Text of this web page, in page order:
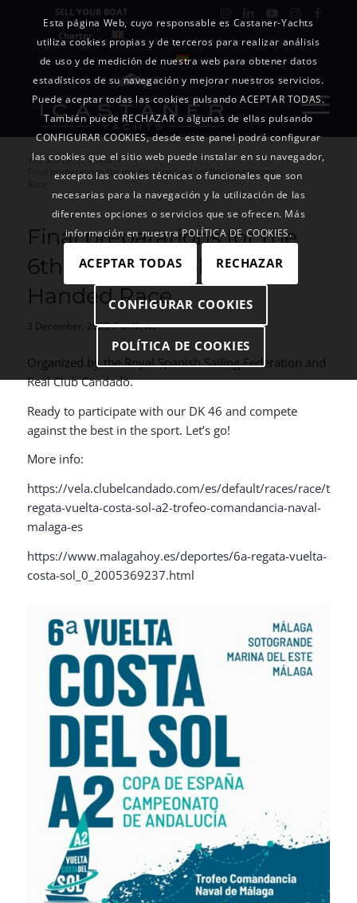
SELL YOUR BOAT
Charter
You are here: Home
Final preparations for the 6th Costa del Sol Double-Handed
Final preparations for the
6th Costa del Sol Double-
Handed Race
3 December, 2025 / inNews
Organized by the Royal Spanish Sailing Federation and
Real Club Candado.
Ready to participate with our DK 46 and compete
against the best in the sport. Let’s go!
More info:
https://vela.clubelcandado.com/es/default/races/race/text/
regata-vuelta-costa-sol-a2-trofeo-comandancia-naval-
malaga-es
https://www.malagahoy.es/deportes/6a-regata-vuelta-
costa-sol_0_2005369237.html
Esta página Web, cuyo responsable es Castaner-Yachts
utiliza cookies propias y de terceros para realizar análisis
de uso y de medición de nuestra web para obtener datos
estadísticos de su navegación y mejorar nuestros servicios.
Puede aceptar todas las cookies pulsando ACEPTAR TODAS.
También puede RECHAZAR o algunas de ellas pulsando
CONFIGURAR COOKIES, desde este panel podrá configurar
las cookies que el sitio web puede instalar en su navegador,
excepto las cookies técnicas o funcionales que son
necesarias para la navegación y la utilización de las
diferentes opciones o servicios que se ofrecen. Más
información en nuestra POLÍTICA DE COOKIES.
ACEPTAR TODAS RECHAZAR
CONFIGURAR COOKIES
POLÍTICA DE COOKIES